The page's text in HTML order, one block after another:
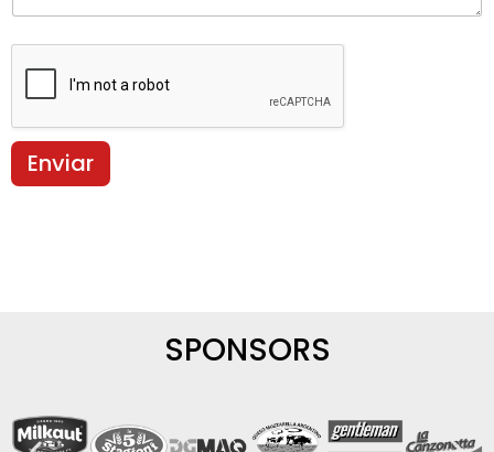
Enviar
SPONSORS